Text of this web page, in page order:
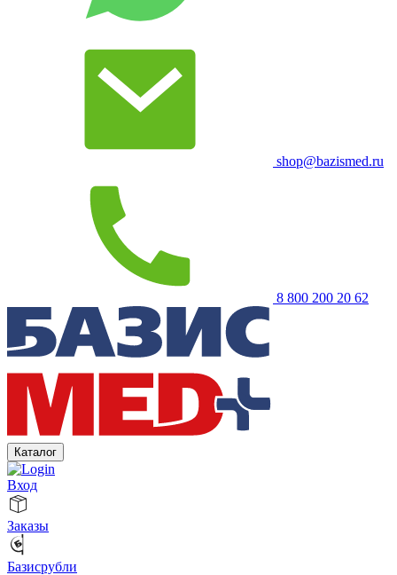
shop@bazismed.ru
8 800 200 20 62
Каталог
Вход
Заказы
Базисрубли